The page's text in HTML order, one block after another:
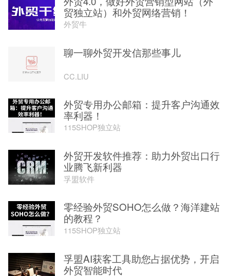
贸独立站）和外贸网络营销！
外贸牛
聊一聊外贸开发信那些事儿
CC.LIU
外贸专用办公邮箱：提升客户沟通效
率利器！
115SHOP独立站
外贸开发软件推荐：助力外贸出口行
业腾飞新利器
孚盟软件
零经验外贸SOHO怎么做？海洋建站
的教程？
115SHOP独立站
孚盟AI获客工具助您占据优势，开启
外贸智能时代